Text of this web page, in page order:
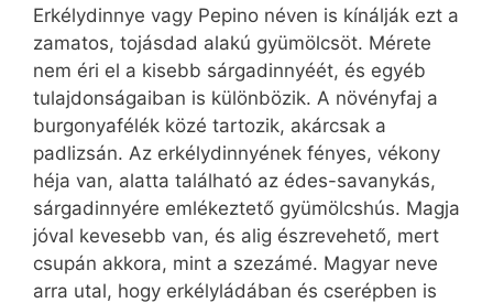
Erkélydinnye vagy Pepino néven is kínálják ezt a
zamatos, tojásdad alakú gyümölcsöt. Mérete
nem éri el a kisebb sárgadinnyéét, és egyéb
tulajdonságaiban is különbözik. A növényfaj a
burgonyafélék közé tartozik, akárcsak a
padlizsán. Az erkélydinnyének fényes, vékony
héja van, alatta található az édes-savanykás,
sárgadinnyére emlékeztető gyümölcshús. Magja
jóval kevesebb van, és alig észrevehető, mert
csupán akkora, mint a szezámé. Magyar neve
arra utal, hogy erkélyládában és cserépben is